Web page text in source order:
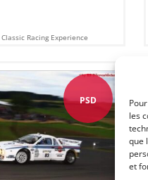
les
que
et
Racing Experience
PSD